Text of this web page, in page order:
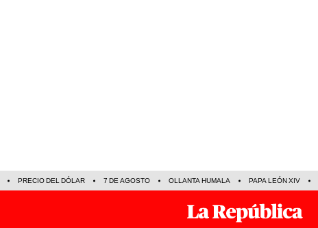
PRECIO DEL DÓLAR 7 DE AGOSTO OLLANTA HUMALA PAPA LEÓN XIV